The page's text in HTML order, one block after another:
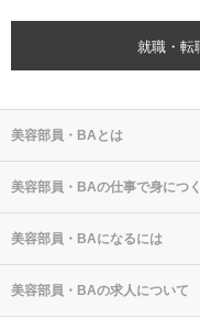
就職・転
美容部員・BAとは
美容部員・BAの仕事で身につ
美容部員・BAになるには
美容部員・BAの求人について